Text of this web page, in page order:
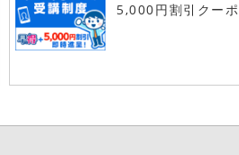
5,000円割引クー